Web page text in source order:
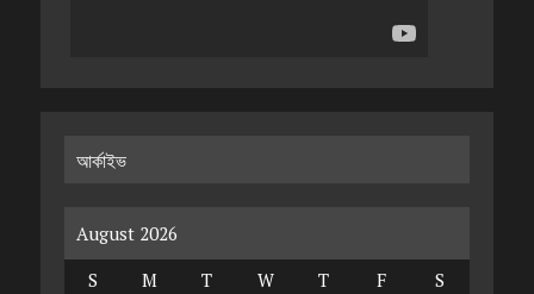
আর্কাইভ
August 2026
S
M T W T F S